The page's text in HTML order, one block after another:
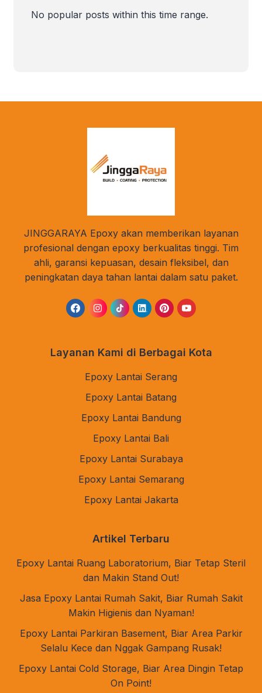
No popular posts within this time range.
JINGGARAYA Epoxy akan memberikan layanan
profesional dengan epoxy berkualitas tinggi. Tim
ahli, garansi kepuasan, desain fleksibel, dan
peningkatan daya tahan lantai dalam satu paket.
Layanan Kami di Berbagai Kota
Epoxy Lantai Serang
Epoxy Lantai Batang
Epoxy Lantai Bandung
Epoxy Lantai Bali
Epoxy Lantai Surabaya
Epoxy Lantai Semarang
Epoxy Lantai Jakarta
Artikel Terbaru
Epoxy Lantai Ruang Laboratorium, Biar Tetap Steril
dan Makin Stand Out!
Jasa Epoxy Lantai Rumah Sakit, Biar Rumah Sakit
Makin Higienis dan Nyaman!
Epoxy Lantai Parkiran Basement, Biar Area Parkir
Selalu Kece dan Nggak Gampang Rusak!
Epoxy Lantai Cold Storage, Biar Area Dingin Tetap
On Point!